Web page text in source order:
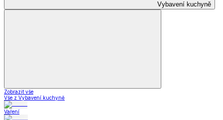
Vybavení kuchyně
Zobrazit vše
Vše z Vybavení kuchyně
Vaření